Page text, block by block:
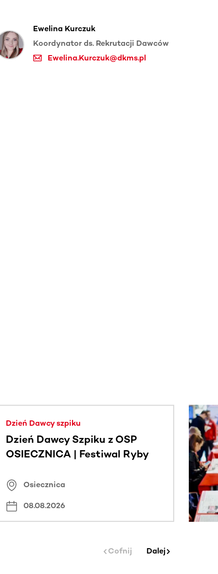
Ewelina Kurczuk
Koordynator ds. Rekrutacji Dawców
Ewelina.Kurczuk@dkms.pl
Dzień Dawcy szpiku
Dzień Dawcy Szpiku z OSP
OSIECZNICA | Festiwal Ryby
Osiecznica
08.08.2026
Cofnij Dalej